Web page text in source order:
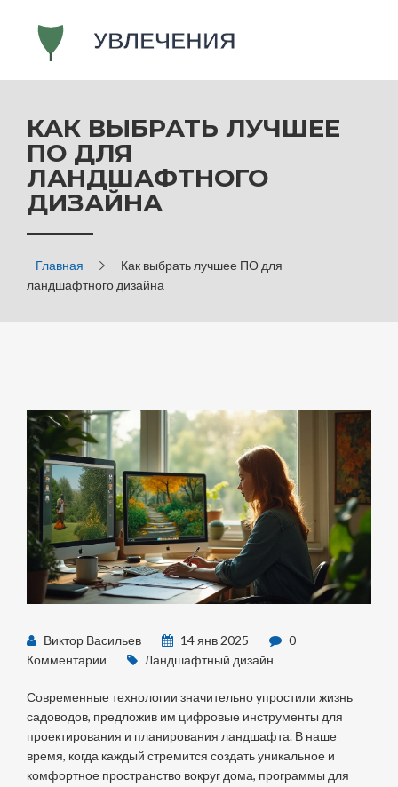
КАК ВЫБРАТЬ ЛУЧШЕЕ
ПО ДЛЯ
ЛАНДШАФТНОГО
ДИЗАЙНА
Главная
Как выбрать лучшее ПО для
ландшафтного дизайна
Виктор Васильев 14 янв 2025
0
Комментарии
Ландшафтный дизайн
Современные технологии значительно упростили жизнь
садоводов, предложив им цифровые инструменты для
проектирования и планирования ландшафта. В наше
время, когда каждый стремится создать уникальное и
комфортное пространство вокруг дома, программы для